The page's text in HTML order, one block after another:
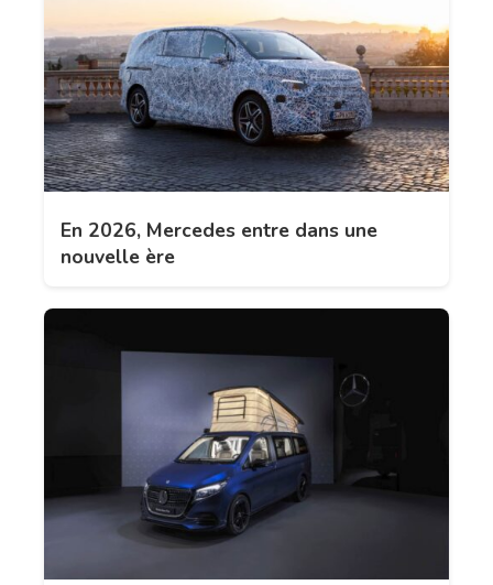
En 2026, Mercedes entre dans une
nouvelle ère